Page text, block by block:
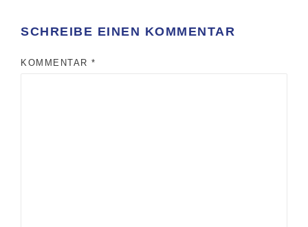
SCHREIBE EINEN KOMMENTAR
KOMMENTAR *